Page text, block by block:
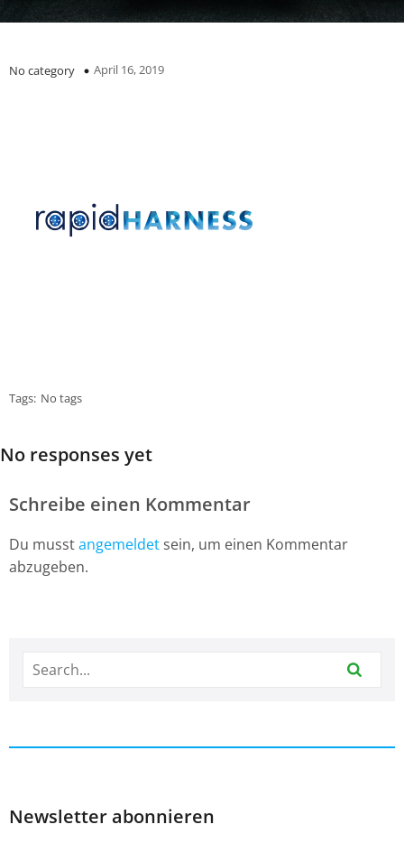
No category April 16, 2019
Tags: No tags
No responses yet
Schreibe einen Kommentar
Du musstangemeldet sein, um einen Kommentar
abzugeben.
Newsletter abonnieren